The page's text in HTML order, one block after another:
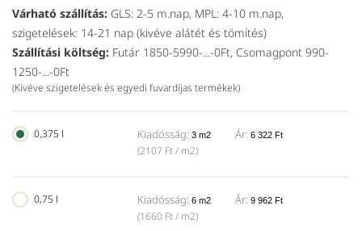
Várható szállítás: GLS: 2-5 m.nap, MPL: 4-10 m.nap,
szigetelések: 14-21 nap (kivéve alátét és tömítés)
Szállítási költség: Futár 1850-5990-...-0Ft, Csomagpont 990-
1250-...-0Ft
(Kivéve szigetelések és egyedi fuvardíjas termékek)
0,375 l Kiadósság: 3 m2
(2107 Ft / m2)
Ár: 6 322 Ft
0,75 l Kiadósság: 6 m2
(1660 Ft / m2)
Ár: 9 962 Ft